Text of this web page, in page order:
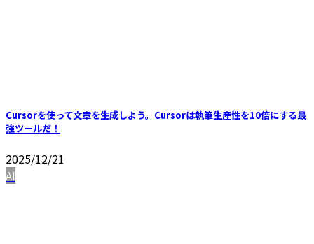
Cursorを使って文章を生成しよう。Cursorは執筆生産性を10倍にする最
強ツールだ！
2025/12/21
AI